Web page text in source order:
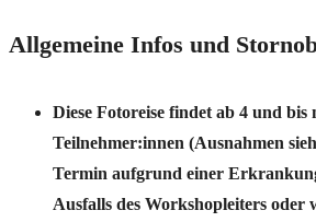
Allgemeine Infos und
Diese Fotoreise findet ab 4 und bis
Teilnehmer:innen (Ausnahmen
Termin aufgrund einer
Ausfalls des Workshopleiters oder